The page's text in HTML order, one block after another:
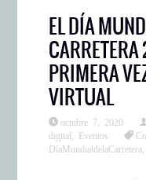
EL DÍA
PRIMERA
VIRTUAL
octubre 7, 2020
digital
Eventos
DíaMundialdelaCarretera